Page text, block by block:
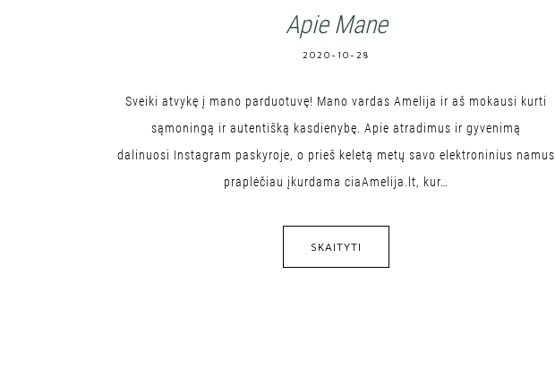
Apie Mane
2020-10-28
Sveiki atvykę į mano parduotuvę! Mano vardas Amelija ir aš mokausi kurti
sąmoningą ir autentišką kasdienybę. Apie atradimus ir gyvenimą
dalinuosi Instagram paskyroje, o prieš keletą metų savo elektroninius namus
praplėčiau įkurdama ciaAmelija.lt, kur…
SKAITYTI